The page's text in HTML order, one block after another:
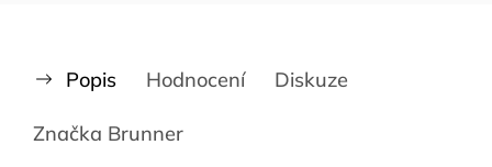
Popis Hodnocení Diskuze
Značka Brunner